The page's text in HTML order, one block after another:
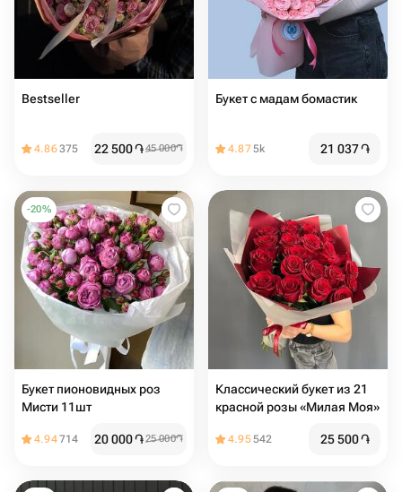
Bestseller
4.86375 22 500֏45 000֏
Букет с мадам бомастик
4.875k 21 037֏
-20%
Букет пионовидных роз
Мисти 11шт
4.94714 20 000֏25 000֏
Классический букет из 21
красной розы «Милая Моя»
4.95542 25 500֏